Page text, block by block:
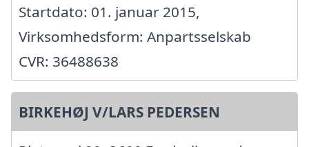
Startdato: 01. januar 2015,
Virksomhedsform: Anpartsselskab
CVR: 36488638
BIRKEHØJ V/LARS PEDERSEN